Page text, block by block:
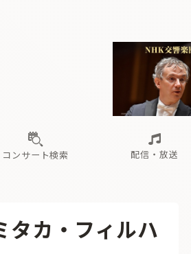
ら 海の向こうの音楽家
コンサート
過去の特集
コンサート検索 配信・放送
ブ配信スケジュール
ま や わ
Aからの眺望
タカ・フィルハ